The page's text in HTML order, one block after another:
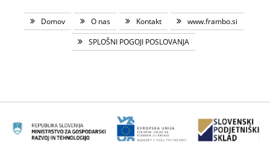
Domov O nas Kontakt
www.frambo.si
SPLOŠNI POGOJI POSLOVANJA